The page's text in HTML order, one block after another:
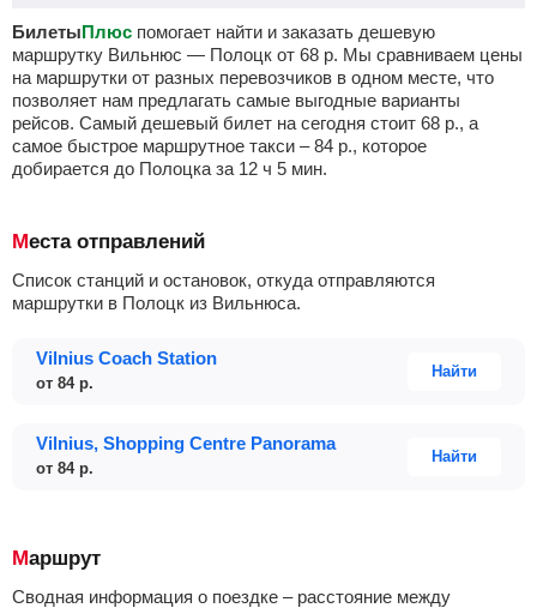
БилетыПлюс помогает найти и заказать дешевую
маршрутку Вильнюс — Полоцк от 68 р. Мы сравниваем цены
на маршрутки от разных перевозчиков в одном месте, что
позволяет нам предлагать самые выгодные варианты
рейсов. Самый дешевый билет на сегодня стоит 68 р., а
самое быстрое маршрутное такси –84 р., которое
добирается до Полоцка за 12 ч 5 мин.
Места отправлений
Список станций и остановок, откуда отправляются
маршрутки в Полоцк из Вильнюса.
Vilnius Coach Station
от 84 р.
Найти
Vilnius, Shopping Centre Panorama
от 84 р.
Найти
Маршрут
Сводная информация о поездке – расстояние между